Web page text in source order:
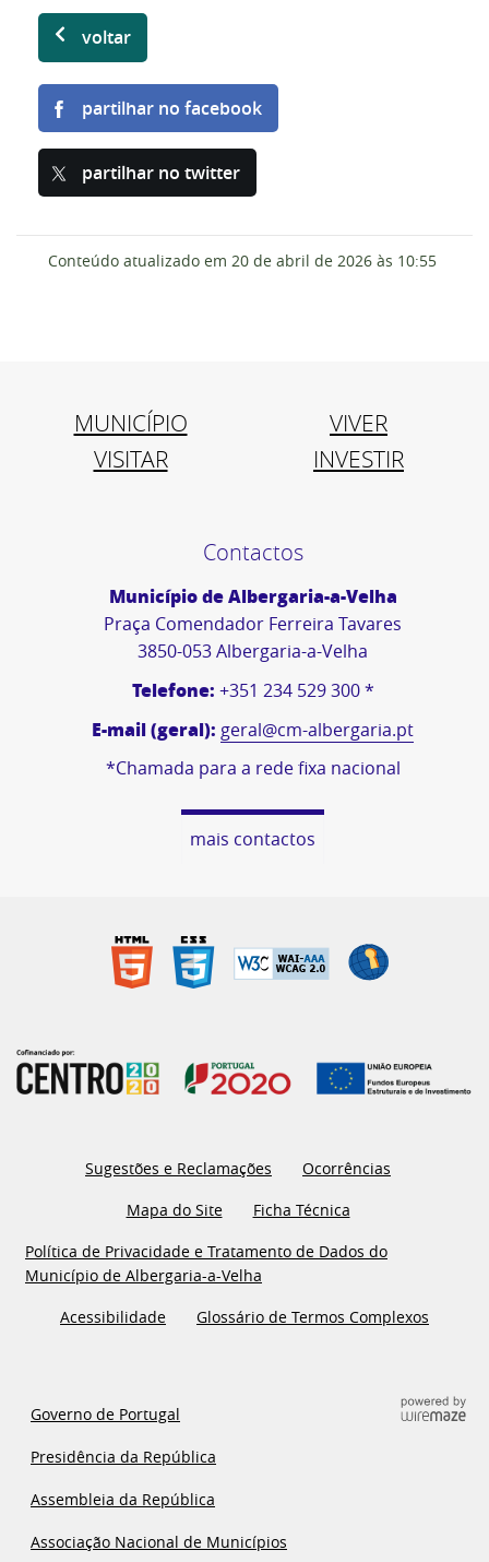
voltar
partilhar no facebook
partilhar no twitter
Conteúdo atualizado em 20 de abril de 2026 às 10:55
MUNICÍPIO
VIVER
VISITAR
INVESTIR
Contactos
Município de Albergaria-a-Velha
Praça Comendador Ferreira Tavares
3850-053 Albergaria-a-Velha
Telefone: +351 234 529 300 *
E-mail (geral): geral@cm-albergaria.pt
*Chamada para a rede fixa nacional
mais contactos
Sugestões e Reclamações
Ocorrências
Mapa do Site
Ficha Técnica
Política de Privacidade e Tratamento de Dados do
Município de Albergaria-a-Velha
Acessibilidade
Glossário de Termos Complexos
Governo de Portugal
Presidência da República
Assembleia da República
Associação Nacional de Municípios